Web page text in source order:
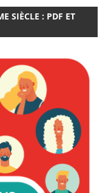
SIÈCLE : PDF ET